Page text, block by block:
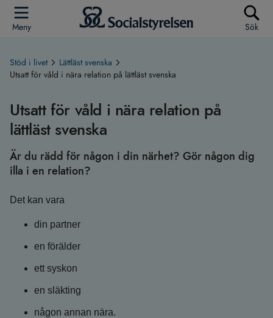
Meny Sök
Stöd i livet
Lättläst svenska
Utsatt för våld i nära relation på lättläst svenska
Utsatt för våld i nära relation på
lättläst svenska
Är du rädd för någon i din närhet? Gör någon dig
illa i en relation?
Det kan vara
din partner
en förälder
ett syskon
en släkting
någon annan nära.